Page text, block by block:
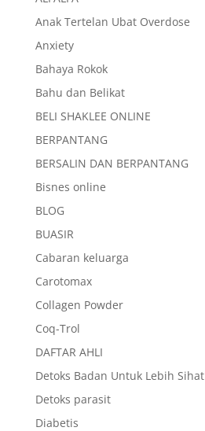
Anak Tertelan Ubat Overdose
Anxiety
Bahaya Rokok
Bahu dan Belikat
BELI SHAKLEE ONLINE
BERPANTANG
BERSALIN DAN BERPANTANG
Bisnes online
BLOG
BUASIR
Cabaran keluarga
Carotomax
Collagen Powder
Coq-Trol
DAFTAR AHLI
Detoks Badan Untuk Lebih Sihat
Detoks parasit
Diabetis